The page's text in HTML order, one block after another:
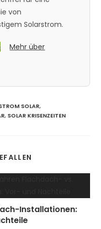
von
Solarstrom.
Mehr über
SOLAR,
, SOLAR KRISENZEITEN
Installationen: